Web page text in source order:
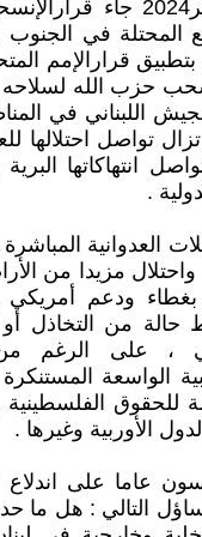
لبنانيا ، في27اكتوبر2024
المحتلة في الجنوب
حزب الله
اللبناني في
تواصل احتلالها
انتهاكاتها
.
العدوانية
مزيدا من
ودعم أمريكي
من التخاذل أو
، على الرغم
الواسعة المستنكرة
للحقوق
الأوربية وغيرها .
عاما على اندلاع
التالي : هل